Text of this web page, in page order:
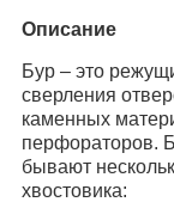
Описание
Бур – это
сверления
каменных
перфораторов.
бывают
хвостовика: